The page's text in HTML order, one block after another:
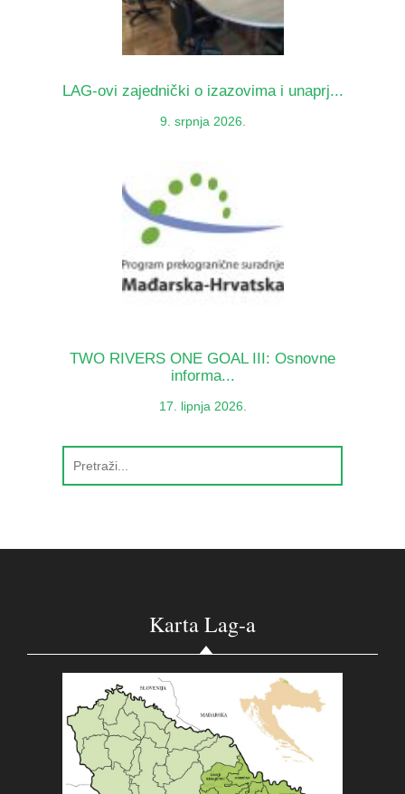
LAG-ovi zajednički o izazovima i unaprj...
9. srpnja 2026.
TWO RIVERS ONE GOAL III: Osnovne
informa...
17. lipnja 2026.
Karta Lag-a